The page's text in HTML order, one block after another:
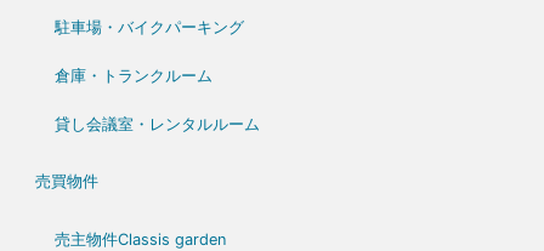
駐車場・バイクパーキング
倉庫・トランクルーム
貸し会議室・レンタルルーム
売買物件
売主物件Classis garden